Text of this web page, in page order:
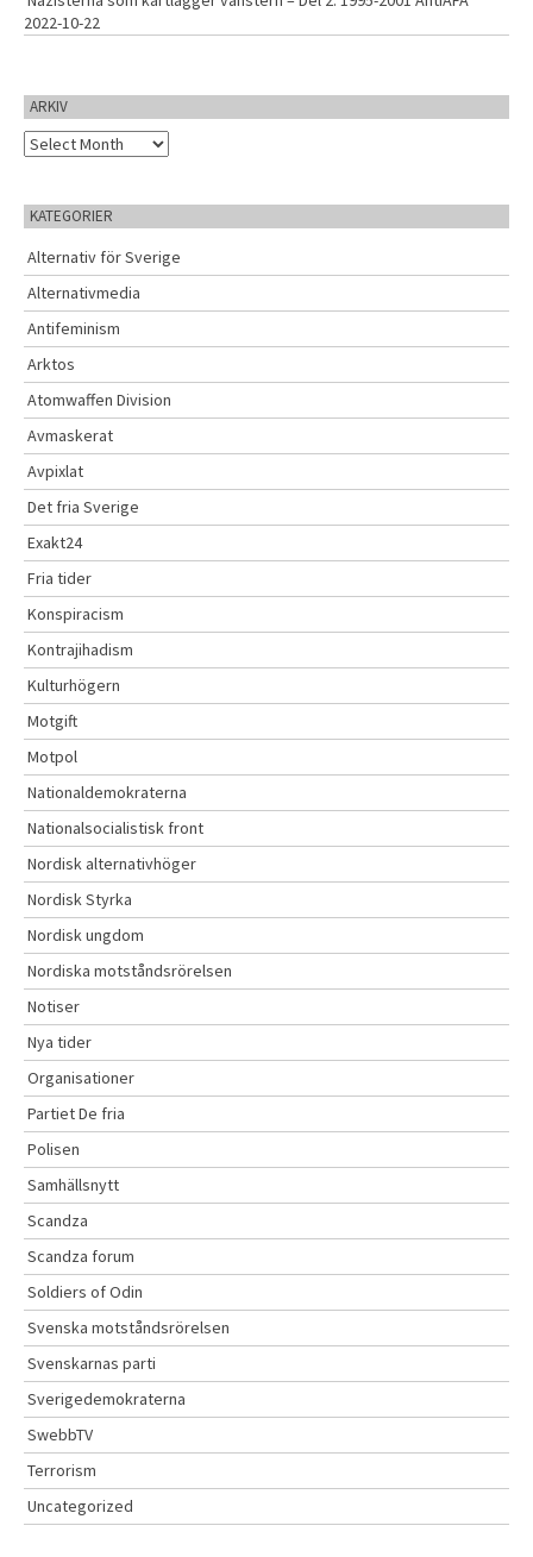
2022-10-22
ARKIV
A
r
i
v
KATEGORIER
Alternativ för Sverige
Alternativmedia
Antifeminism
Arktos
Atomwaffen Division
Avmaskerat
Avpixlat
Det fria Sverige
Exakt24
Fria tider
Konspiracism
Kontrajihadism
Kulturhögern
Motgift
Motpol
Nationaldemokraterna
Nationalsocialistisk front
Nordisk alternativhöger
Nordisk Styrka
Nordisk ungdom
Nordiska motståndsrörelsen
Notiser
Nya tider
Organisationer
Partiet De fria
Polisen
Samhällsnytt
Scandza
Scandza forum
Soldiers of Odin
Svenska motståndsrörelsen
Svenskarnas parti
Sverigedemokraterna
SwebbTV
Terrorism
Uncategorized